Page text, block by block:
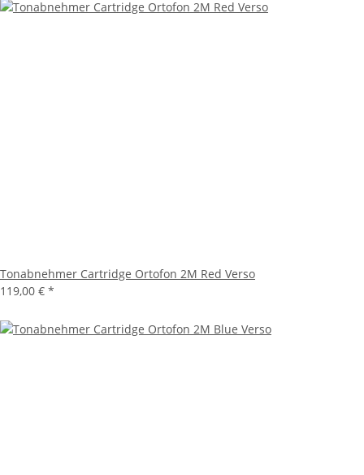
Tonabnehmer Cartridge Ortofon 2M Red Verso
119,00 € *